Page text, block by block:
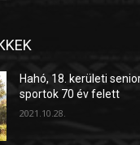
Hahó, 18. kerületi
sportok 70 év felett
2021.10.28.